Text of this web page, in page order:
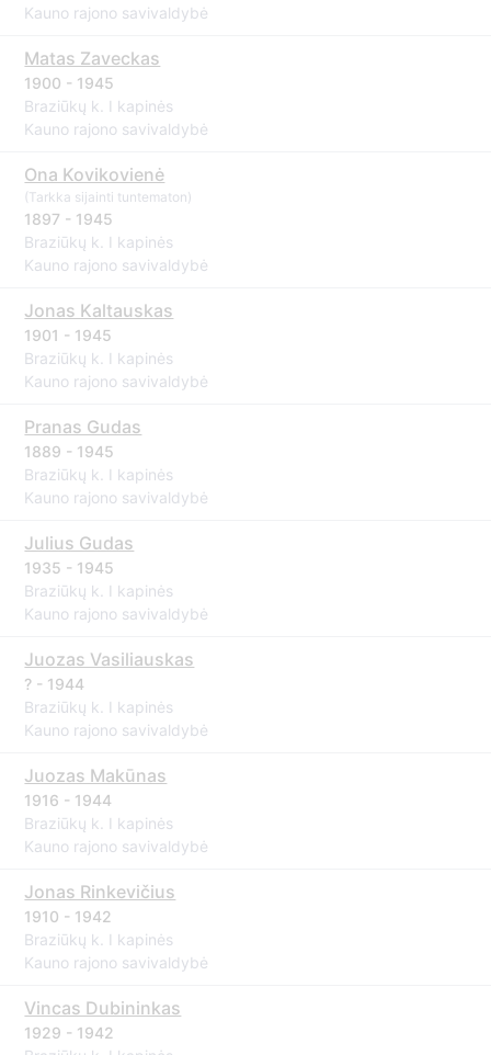
Kauno rajono savivaldybė
Matas Zaveckas
1900 - 1945
Braziūkų k. I kapinės
Kauno rajono savivaldybė
Ona Kovikovienė
(Tarkka sijainti tuntematon)
1897 - 1945
Braziūkų k. I kapinės
Kauno rajono savivaldybė
Jonas Kaltauskas
1901 - 1945
Braziūkų k. I kapinės
Kauno rajono savivaldybė
Pranas Gudas
1889 - 1945
Braziūkų k. I kapinės
Kauno rajono savivaldybė
Julius Gudas
1935 - 1945
Braziūkų k. I kapinės
Kauno rajono savivaldybė
Juozas Vasiliauskas
? - 1944
Braziūkų k. I kapinės
Kauno rajono savivaldybė
Juozas Makūnas
1916 - 1944
Braziūkų k. I kapinės
Kauno rajono savivaldybė
Jonas Rinkevičius
1910 - 1942
Braziūkų k. I kapinės
Kauno rajono savivaldybė
Vincas Dubininkas
1929 - 1942